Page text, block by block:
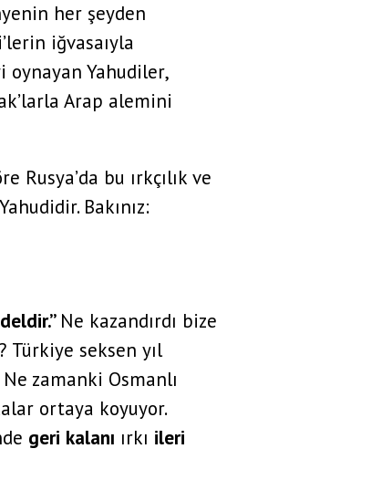
her şeyden
iğvasaıyla
oynayan Yahudiler,
Arap alemini
Rusya’da bu ırkçılık ve
Bakınız:
Ne kazandırdı bize
Türkiye seksen yıl
zamanki Osmanlı
ortaya koyuyor.
geri kalanı ırkı ileri